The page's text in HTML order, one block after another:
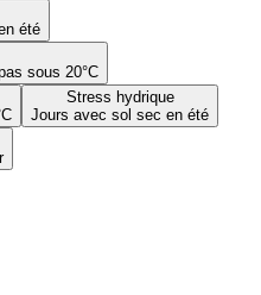
été
sous 20°C
Stress hydrique
Jours avec sol sec en été